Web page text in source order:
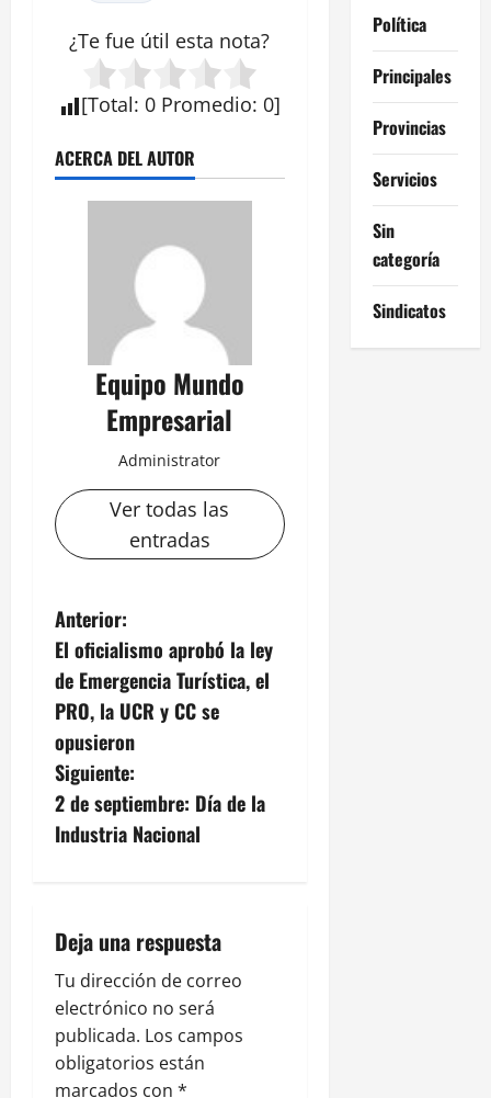
¿Te fue útil esta nota?
[Total: 0 Promedio: 0]
ACERCA DEL AUTOR
Equipo Mundo
Empresarial
Administrator
Ver todas las
entradas
N
a
v
e
g
a
i
ó
n
d
Anterior:
El oficialismo aprobó la ley
de Emergencia Turística, el
PRO, la UCR y CC se
opusieron
Siguiente:
2 de septiembre: Día de la
Industria Nacional
Deja una respuesta
Tu dirección de correo
electrónico no será
publicada. Los campos
obligatorios están
marcados con *
Política
Principales
Provincias
Servicios
Sin
categoría
Sindicatos